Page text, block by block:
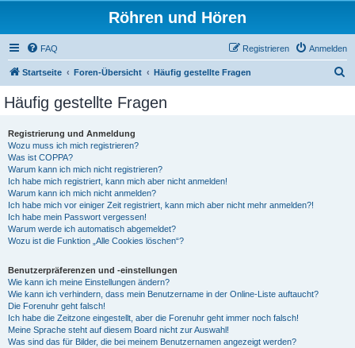
Röhren und Hören
FAQ Anmelden
Registrieren
Startseite Foren-Übersicht Häufig gestellte Fragen
Häufig gestellte Fragen
Registrierung und Anmeldung
Wozu muss ich mich registrieren?
Was ist COPPA?
Warum kann ich mich nicht registrieren?
Ich habe mich registriert, kann mich aber nicht anmelden!
Warum kann ich mich nicht anmelden?
Ich habe mich vor einiger Zeit registriert, kann mich aber nicht mehr anmelden?!
Ich habe mein Passwort vergessen!
Warum werde ich automatisch abgemeldet?
Wozu ist die Funktion „Alle Cookies löschen“?
Benutzerpräferenzen und -einstellungen
Wie kann ich meine Einstellungen ändern?
Wie kann ich verhindern, dass mein Benutzername in der Online-Liste auftaucht?
Die Forenuhr geht falsch!
Ich habe die Zeitzone eingestellt, aber die Forenuhr geht immer noch falsch!
Meine Sprache steht auf diesem Board nicht zur Auswahl!
Was sind das für Bilder, die bei meinem Benutzernamen angezeigt werden?